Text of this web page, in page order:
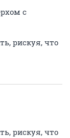
с
рискуя, что
рискуя, что